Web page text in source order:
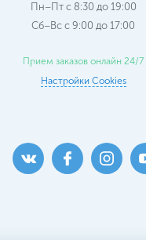
Пн–Пт с 8:30 до 19:00
Сб–Вс c 9:00 до 17:00
Прием заказов онлайн 24/7
Настройки Cookies